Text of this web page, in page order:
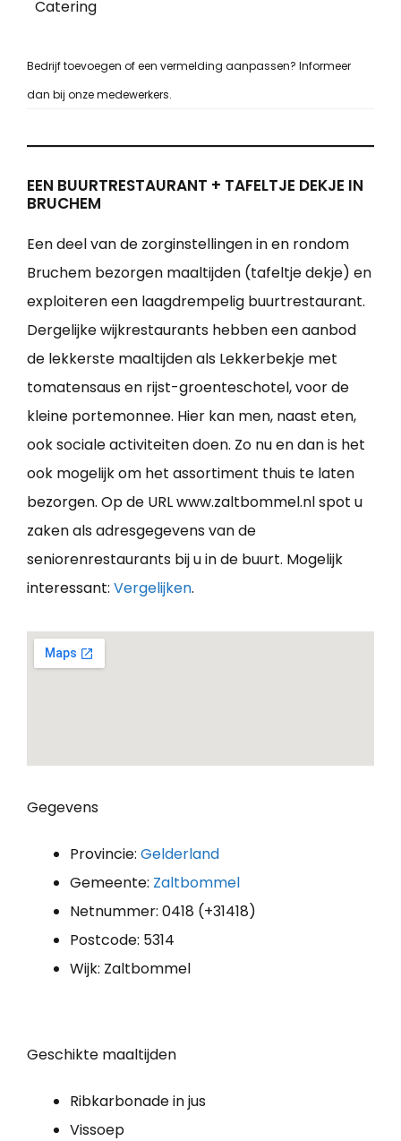
Catering
Bedrijf toevoegen of een vermelding aanpassen? Informeer
dan bij onze medewerkers.
EEN BUURTRESTAURANT + TAFELTJE DEKJE IN
BRUCHEM
Een deel van de zorginstellingen in en rondom
Bruchem bezorgen maaltijden (tafeltje dekje) en
exploiteren een laagdrempelig buurtrestaurant.
Dergelijke wijkrestaurants hebben een aanbod
de lekkerste maaltijden als Lekkerbekje met
tomatensaus en rijst-groenteschotel, voor de
kleine portemonnee. Hier kan men, naast eten,
ook sociale activiteiten doen. Zo nu en dan is het
ook mogelijk om het assortiment thuis te laten
bezorgen. Op de URL www.zaltbommel.nl spot u
zaken als adresgegevens van de
seniorenrestaurants bij u in de buurt. Mogelijk
interessant: Vergelijken.
Gegevens
Provincie: Gelderland
Gemeente: Zaltbommel
Netnummer: 0418 (+31418)
Postcode: 5314
Wijk: Zaltbommel
Geschikte maaltijden
Ribkarbonade in jus
Vissoep